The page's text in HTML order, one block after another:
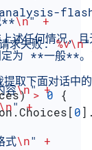
\n" +
任何情况，且
**一般**。
容
\n" +
\n" +
式
\n"
+
求失败: %v\n"
) > 0 {
.Choices [0
面对话中的